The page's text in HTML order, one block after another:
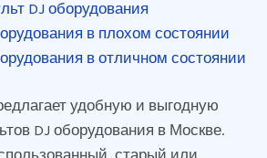
DJ оборудования
в плохом состоянии
в отличном состоянии
удобную и выгодную
DJ оборудования в Москве.